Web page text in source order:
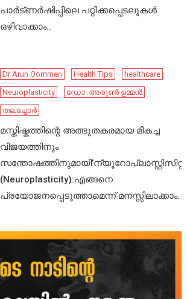
പാർട്ണർഷിപ്പിലെ പറ്റിക്കപ്പെടലുകൾ
ഒഴിവാക്കാം..
Dr Arun Oommen Health Tips
healthcare
Neuroplasticity
ഡോ .അരുൺ ഉമ്മൻ
തലച്ചോർ
മസ്തിഷ്കത്തിന്റെ അത്ഭുതകരമായ മികച്ച
വിജയത്തിനും
സന്തോഷത്തിനുമായി’ന്യൂറോപ്ലാസ്റ്റിസിറ്റി’
(Neuroplasticity):എങ്ങനെ
പ്രയോജനപ്പെടുത്താമെന്ന് മനസ്സിലാക്കാം.